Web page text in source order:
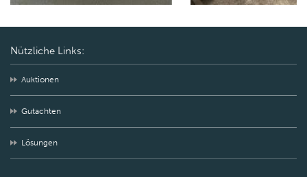
Nützliche Links:
Auktionen
Gutachten
Lösungen